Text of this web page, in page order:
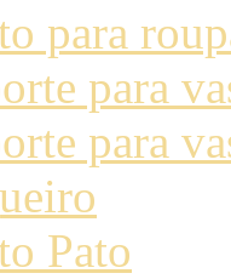
para
para
para
Pato